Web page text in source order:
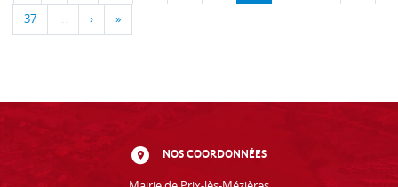
37 … › »
NOS COORDONNÉES